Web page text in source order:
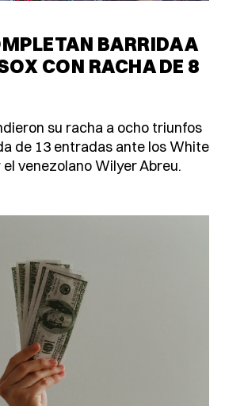
BARRIDA A
CON RACHA DE 8
su racha a ocho triunfos
de 13 entradas ante los White
venezolano Wilyer Abreu.